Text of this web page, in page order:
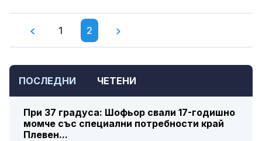
1 2
ПОСЛЕДНИ ЧЕТЕНИ
При 37 градуса: Шофьор свали 17-годишно
момче със специални потребности край
Плевен...